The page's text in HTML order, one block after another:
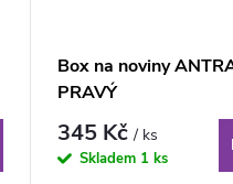
Box na noviny
PRAVÝ
345 Kč/ ks
Skladem 1 ks